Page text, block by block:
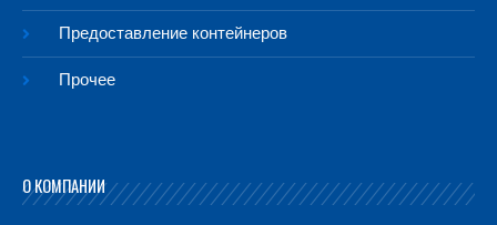
Предоставление контейнеров
Прочее
О КОМПАНИИ